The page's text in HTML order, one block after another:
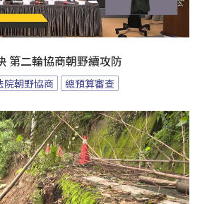
第二輪協商朝野續攻防
院朝野協商 總預算審查